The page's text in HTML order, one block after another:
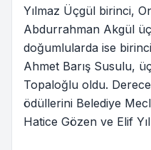
Yılmaz Üçgül birinci,
Abdurrahman Akgül
doğumlularda ise
Ahmet Barış Susulu,
Topaloğlu oldu.
ödüllerini Belediye
Hatice Gözen ve Elif